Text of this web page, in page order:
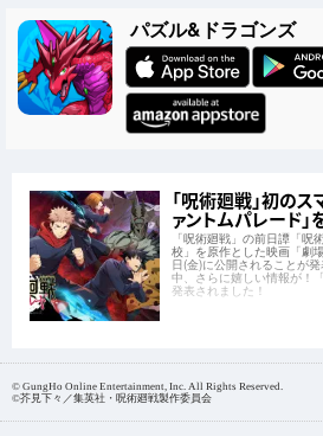
パズル&ドラゴンズ
「呪術廻戦」初のス
ァントムパレード」
「呪術廻戦」の前日譚「
校」を原作とした映画「劇
日(金)に公開されることが
中、さらに嬉しい情報が！
発表されました！
© GungHo Online Entertainment, Inc. All Rights Reserved.
©芥見下々／集英社・呪術廻戦製作委員会